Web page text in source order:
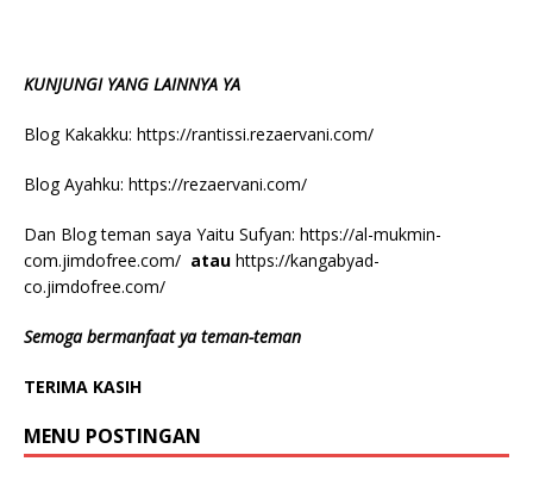
KUNJUNGI YANG LAINNYA YA
Blog Kakakku: https://rantissi.rezaervani.com/
Blog Ayahku: https://rezaervani.com/
Dan Blog teman saya Yaitu Sufyan: https://al-mukmin-
com.jimdofree.com/ atau https://kangabyad-
co.jimdofree.com/
Semoga bermanfaat ya teman-teman
TERIMA KASIH
MENU POSTINGAN